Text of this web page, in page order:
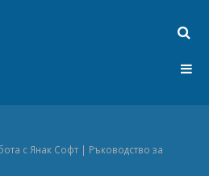
с Янак Софт | Ръководство за